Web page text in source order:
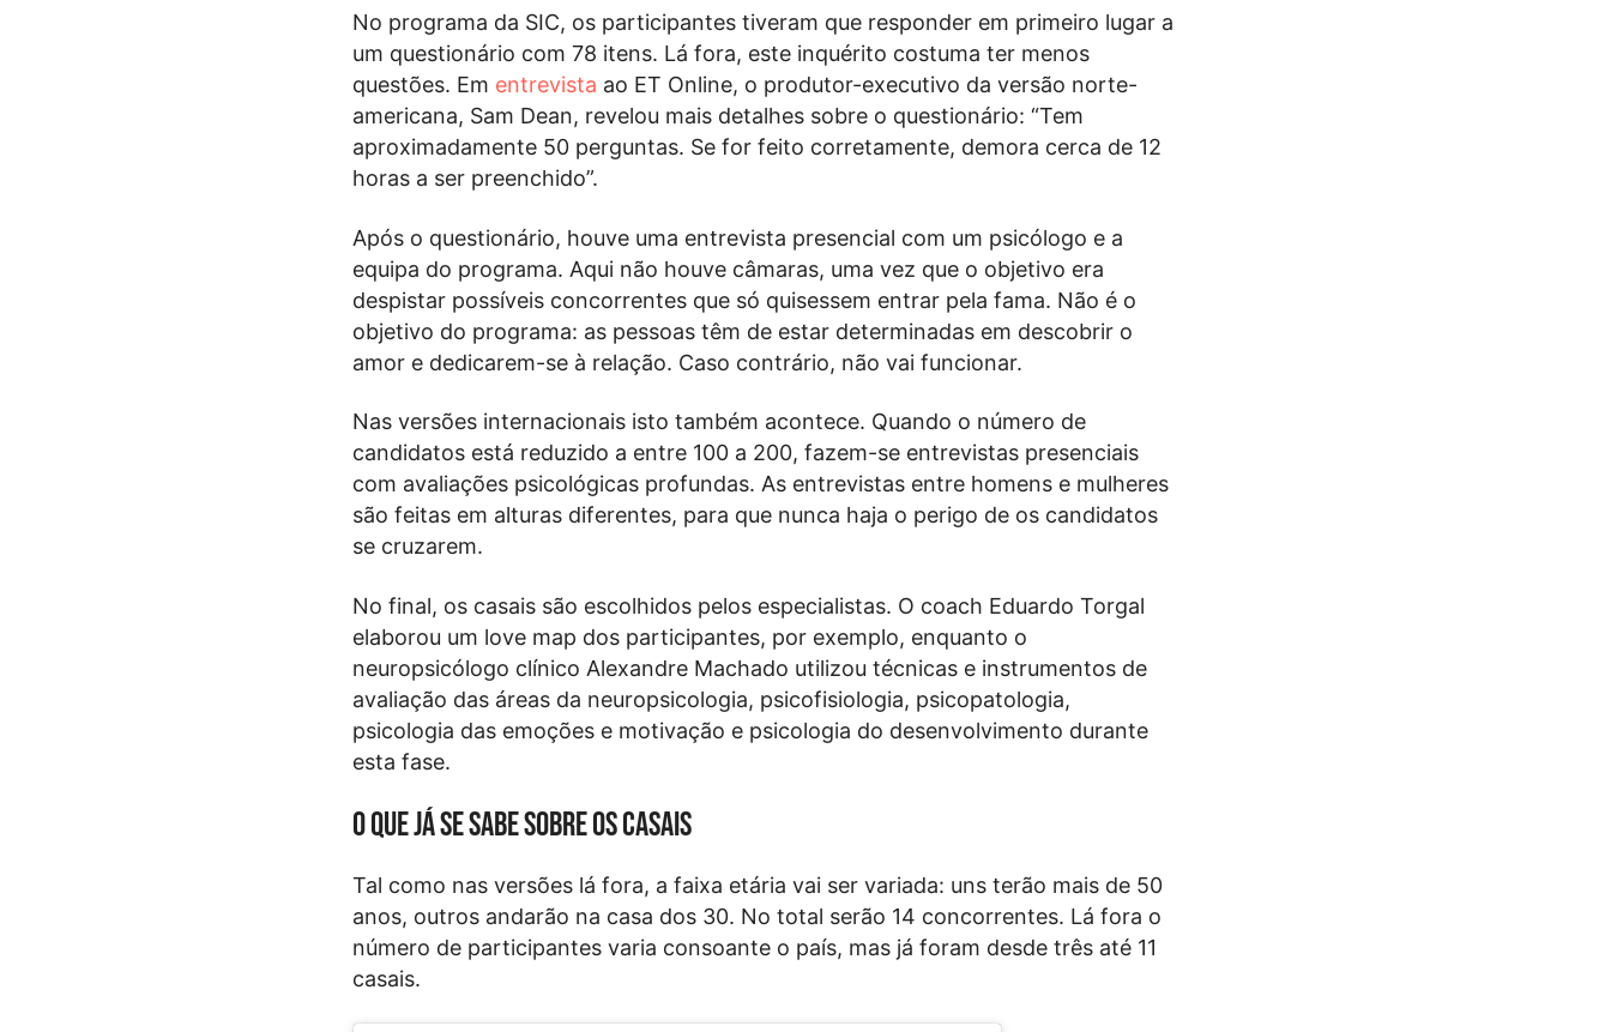
No programa da SIC, os participantes tiveram que responder em primeiro lugar a
um questionário com 78 itens. Lá fora, este inquérito costuma ter menos
questões. Em entrevista ao ET Online, o produtor-executivo da versão norte-
americana, Sam Dean, revelou mais detalhes sobre o questionário: “Tem
aproximadamente 50 perguntas. Se for feito corretamente, demora cerca de 12
horas a ser preenchido”.
Após o questionário, houve uma entrevista presencial com um psicólogo e a
equipa do programa. Aqui não houve câmaras, uma vez que o objetivo era
despistar possíveis concorrentes que só quisessem entrar pela fama. Não é o
objetivo do programa: as pessoas têm de estar determinadas em descobrir o
amor e dedicarem-se à relação. Caso contrário, não vai funcionar.
Nas versões internacionais isto também acontece. Quando o número de
candidatos está reduzido a entre 100 a 200, fazem-se entrevistas presenciais
com avaliações psicológicas profundas. As entrevistas entre homens e mulheres
são feitas em alturas diferentes, para que nunca haja o perigo de os candidatos
se cruzarem.
No final, os casais são escolhidos pelos especialistas. O coach Eduardo Torgal
elaborou um love map dos participantes, por exemplo, enquanto o
neuropsicólogo clínico Alexandre Machado utilizou técnicas e instrumentos de
avaliação das áreas da neuropsicologia, psicofisiologia, psicopatologia,
psicologia das emoções e motivação e psicologia do desenvolvimento durante
esta fase.
O que já se sabe sobre os casais
Tal como nas versões lá fora, a faixa etária vai ser variada: uns terão mais de 50
anos, outros andarão na casa dos 30. No total serão 14 concorrentes. Lá fora o
número de participantes varia consoante o país, mas já foram desde três até 11
casais.